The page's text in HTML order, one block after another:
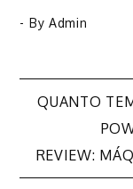
- By Admin
de
QUANTO
REVIEW: